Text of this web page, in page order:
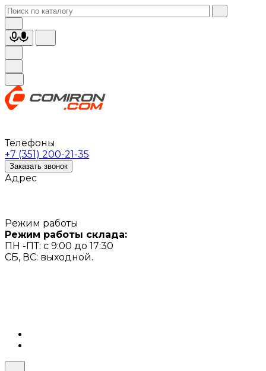
Телефоны
+7 (351) 200-21-35
Заказать звонок
Адрес
Режим работы
Режим работы склада:
ПН -ПТ: с 9:00 до 17:30
СБ, ВС: выходной.